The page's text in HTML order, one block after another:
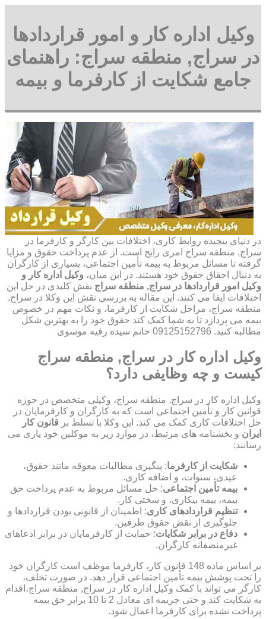
وکیل اداره کار و امور قراردادها
در سراج, منطقه سراج: راهنمای
جامع شکایت از کارفرما و بیمه
در دنیای پیچیده روابط کاری، اختلافات بین کارگر و کارفرما در
سراج, منطقه سراج امری رایج است. از عدم پرداخت حقوق و مزایا
گرفته تا مسائل مربوط به بیمه تأمین اجتماعی، بسیاری از کارگران
به دنبال احقاق حقوق خود هستند. در این میان، وکیل اداره کار و
وکیل امور قراردادها در سراج, منطقه سراج نقش کلیدی در حل این
اختلافات ایفا می کنند. این مقاله به بررسی نقش این وکلا در سراج,
منطقه سراج، مراحل شکایت از کارفرما، و نکات مهم در خصوص
بیمه می پردازد تا به شما کمک کند حقوق خود را به بهترین شکل
مطالبه کنید. 09125152796 خانم سیده رقیه موسوی
وکیل اداره کار در سراج, منطقه سراج
کیست و چه وظایفی دارد؟
وکیل اداره کار در سراج, منطقه سراج، وکیلی متخصص در حوزه
قوانین کار و تأمین اجتماعی است که به کارگران و کارفرمایان در
حل اختلافات کاری کمک می کند. این وکلا با تسلط بر قانون کار
ایران و بخشنامه های مرتبط، در موارد زیر به موکلین خود یاری می
رسانند:
شکایت از کارفرما: پیگیری مطالبات معوقه مانند حقوق،
عیدی، سنوات، و اضافه کاری.
بیمه تأمین اجتماعی: حل مسائل مربوط به عدم پرداخت حق
بیمه، بیمه بیکاری، و سختی کار.
تنظیم قراردادهای کاری: اطمینان از قانونی بودن قراردادها و
جلوگیری از نقض حقوق طرفین.
دفاع در برابر شکایات: حمایت از کارفرمایان در برابر ادعاهای
غیرمنصفانه کارگران.
بر اساس ماده 148 قانون کار، کارفرما موظف است کارگران خود
را تحت پوشش بیمه تأمین اجتماعی قرار دهد. در صورت تخلف،
کارگر می تواند با کمک وکیل اداره کار در سراج, منطقه سراج،اقدام
به شکایت کند و حتی جریمه ای معادل 2 تا 10 برابر حق بیمه
پرداخت نشده برای کارفرما اعمال شود.